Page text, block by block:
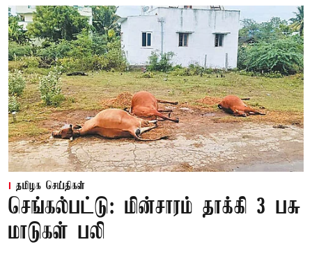
தமிழக செய்திகள்
செங்கல்பட்டு: மின்சாரம் தாக்கி 3 பசு
மாடுகள் பலி